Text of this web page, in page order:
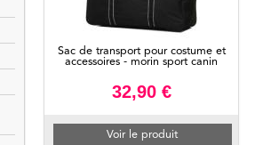
Sac de transport pour costume et
accessoires - morin sport canin
32,90 €
Voir le produit